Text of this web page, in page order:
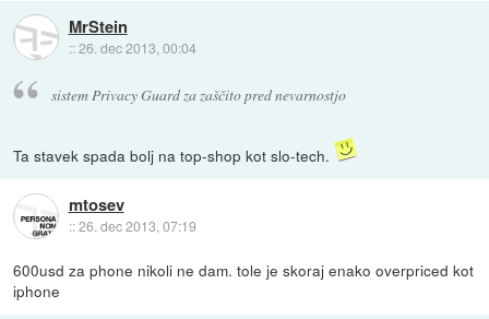
MrStein
::26. dec 2013, 00:04
sistem Privacy Guard za zaščito pred nevarnostjo
Ta stavek spada bolj na top-shop kot slo-tech.
mtosev
::26. dec 2013, 07:19
600usd za phone nikoli ne dam. tole je skoraj enako overpriced kot
iphone